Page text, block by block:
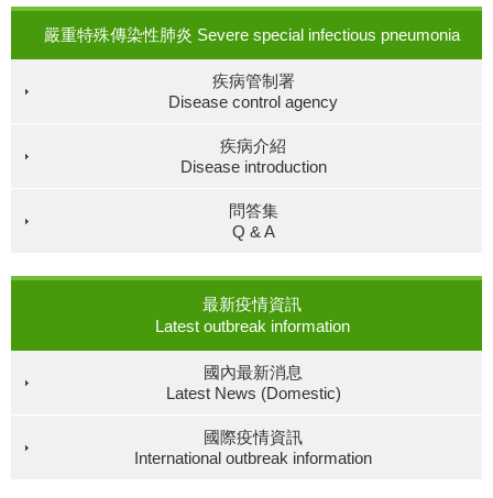
嚴重特殊傳染性肺炎 Severe special infectious pneumonia
疾病管制署
Disease control agency
疾病介紹
Disease introduction
問答集
Q & A
最新疫情資訊
Latest outbreak information
國內最新消息
Latest News (Domestic)
國際疫情資訊
International outbreak information